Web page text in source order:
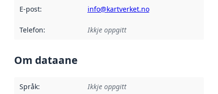
E-post: info@kartverket.no
Telefon: Ikkje oppgitt
Om dataane
Språk: Ikkje oppgitt